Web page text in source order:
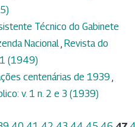
Técnico do Gabinete
Nacional, Revista do
1 (1949)
centenárias de 1939 ,
v. 1 n. 2 e 3 (1939)